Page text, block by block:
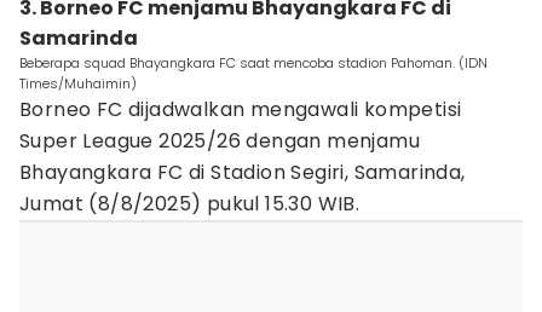
3. Borneo FC menjamu Bhayangkara FC di
Samarinda
Beberapa squad Bhayangkara FC saat mencoba stadion Pahoman. (IDN
Times/Muhaimin)
Borneo FC dijadwalkan mengawali kompetisi
Super League 2025/26 dengan menjamu
Bhayangkara FC di Stadion Segiri, Samarinda,
Jumat (8/8/2025) pukul 15.30 WIB.